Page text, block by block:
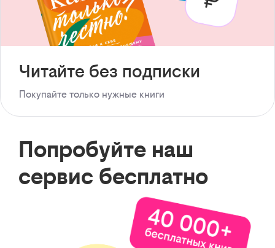
Читайте без подписки
Покупайте только нужные книги
Попробуйте наш
сервис бесплатно